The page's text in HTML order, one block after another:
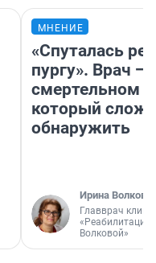
МНЕНИЕ
«Спуталась
пургу». Врач —
смертельном
который
обнаружить
Ирина Волкова
Главврач
«Реабилитация
Волковой»